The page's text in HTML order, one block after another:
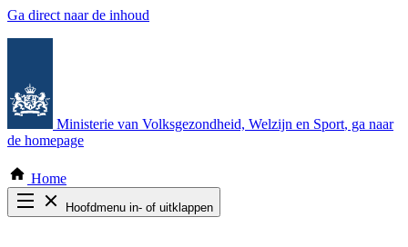
Ga direct naar de inhoud
Ministerie van Volksgezondheid, Welzijn en Sport, ga naar
de homepage
Home
Hoofdmenu in- of uitklappen